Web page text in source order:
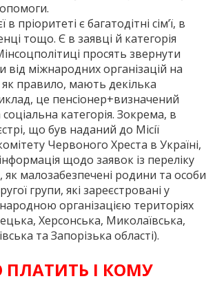
пріоритеті є багатодітні сім’ї, в
тощо. Є в заявці й категорія
просять звернути
від міжнародних організацій на
як правило, мають декілька
це пенсіонер+визначений
категорія. Зокрема, в
що був наданий до Місії
Червоного Хреста в Україні,
щодо заявок із переліку
як малозабезпечені родини та особи
групи, які зареєстровані у
організацією територіях
Херсонська, Миколаївська,
та Запорізька області).
ПЛАТИТЬ І КОМУ